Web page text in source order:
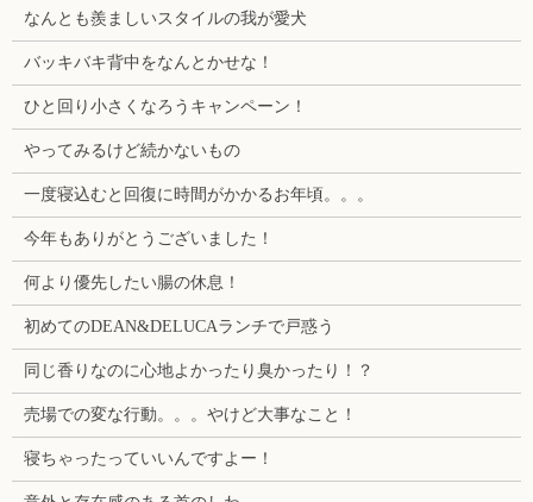
なんとも羨ましいスタイルの我が愛犬
バッキバキ背中をなんとかせな！
ひと回り小さくなろうキャンペーン！
やってみるけど続かないもの
一度寝込むと回復に時間がかかるお年頃。。。
今年もありがとうございました！
何より優先したい腸の休息！
初めてのDEAN&DELUCAランチで戸惑う
同じ香りなのに心地よかったり臭かったり！？
売場での変な行動。。。やけど大事なこと！
寝ちゃったっていいんですよー！